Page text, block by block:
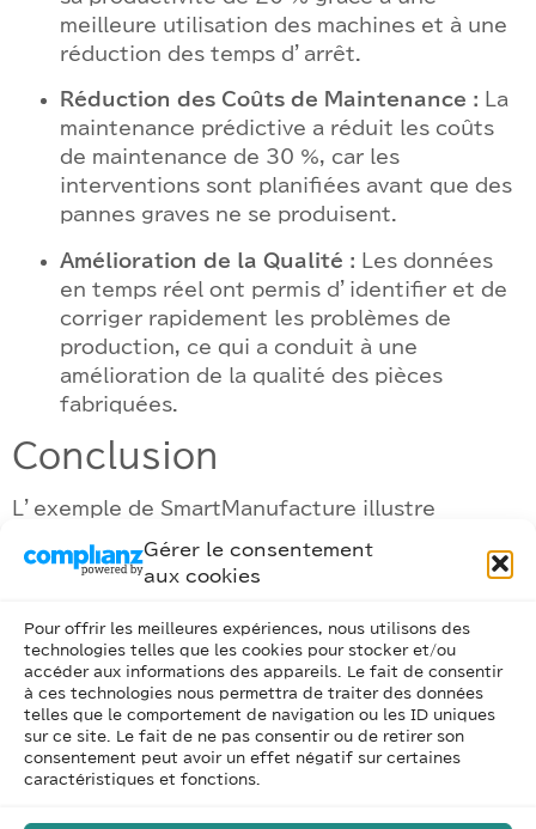
Gérer le consentement
aux cookies
Pour offrir les meilleures expériences, nous utilisons des
technologies telles que les cookies pour stocker et/ou
accéder aux informations des appareils. Le fait de consentir
à ces technologies nous permettra de traiter des données
telles que le comportement de navigation ou les ID uniques
sur ce site. Le fait de ne pas consentir ou de retirer son
consentement peut avoir un effet négatif sur certaines
caractéristiques et fonctions.
meilleure utilisation des machines et à une
réduction des temps d’arrêt.
Réduction des Coûts de Maintenance : La
maintenance prédictive a réduit les coûts
de maintenance de 30 %, car les
interventions sont planifiées avant que des
pannes graves ne se produisent.
Amélioration de la Qualité : Les données
en temps réel ont permis d’identifier et de
corriger rapidement les problèmes de
production, ce qui a conduit à une
amélioration de la qualité des pièces
fabriquées.
Conclusion
L’exemple de SmartManufacture illustre
transformer l’industrie de la fabrication. En
plateformes d’analyse, l’entreprise est capable
d’optimiser ses opérations, d’améliorer la
maintenance et de prendre des décisions
éclairées basées sur des données en temps réel.
Cela positionne SmartManufacture comme un
acteur innovant et compétitif dans un marché